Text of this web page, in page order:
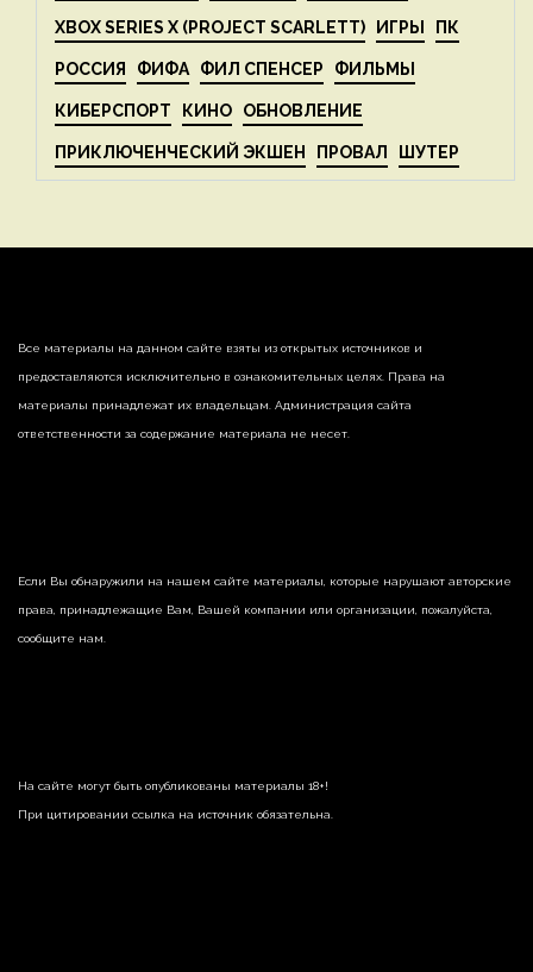
XBOX SERIES X (PROJECT SCARLETT) ИГРЫ ПК
РОССИЯ ФИФА ФИЛ СПЕНСЕР ФИЛЬМЫ
КИБЕРСПОРТ КИНО ОБНОВЛЕНИЕ
ПРИКЛЮЧЕНЧЕСКИЙ ЭКШЕН ПРОВАЛ ШУТЕР
Все материалы на данном сайте взяты из открытых источников и
предоставляются исключительно в ознакомительных целях. Права на
материалы принадлежат их владельцам. Администрация сайта
ответственности за содержание материала не несет.
Если Вы обнаружили на нашем сайте материалы, которые нарушают авторские
права, принадлежащие Вам, Вашей компании или организации, пожалуйста,
сообщите нам.
На сайте могут быть опубликованы материалы 18+!
При цитировании ссылка на источник обязательна.